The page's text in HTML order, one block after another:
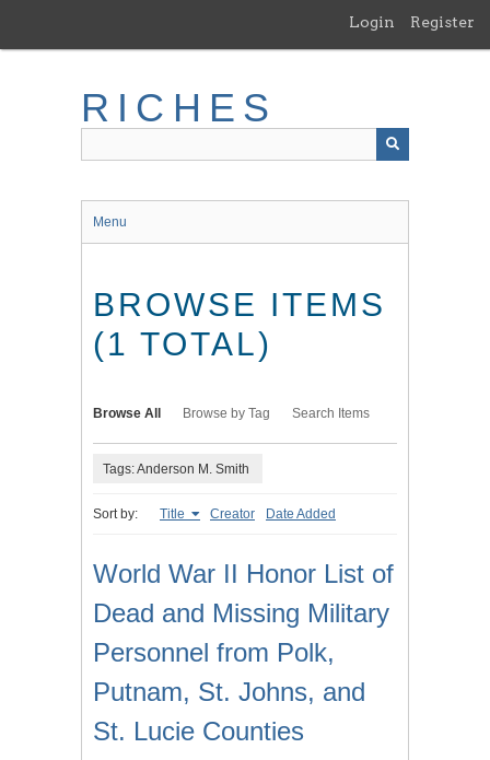
main
Login Register
RICHES
Menu
BROWSE ITEMS
(1 TOTAL)
Browse All Browse by Tag Search Items
Tags: Anderson M. Smith
Sort by: Title Creator Date Added
World War II Honor List of
Dead and Missing Military
Personnel from Polk,
Putnam, St. Johns, and
St. Lucie Counties